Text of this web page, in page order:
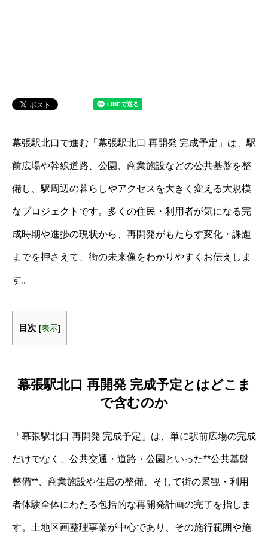
幕張駅北口で進む「幕張駅北口 再開発 完成予定」は、駅
前広場や幹線道路、公園、商業施設などの公共基盤を整
備し、駅周辺の暮らしやアクセスを大きく変える大規模
なプロジェクトです。多くの住民・利用者が気になる完
成時期や進捗の現状から、再開発がもたらす変化・課題
までを押さえて、街の未来像をわかりやすくお伝えしま
す。
目次 [表示]
幕張駅北口 再開発 完成予定とはどこま
で含むのか
「幕張駅北口 再開発 完成予定」は、単に駅前広場の完成
だけでなく、公共交通・道路・公園といった**公共基盤
整備**、商業施設や住居の整備、そして街の景観・利用
者体験全体にわたる包括的な再開発計画の完了を指しま
す。土地区画整理事業が中心であり、その施行範囲や施